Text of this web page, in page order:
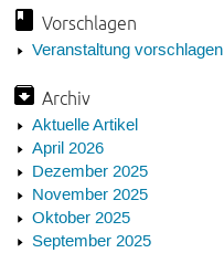
Vorschlagen
Veranstaltung vorschlagen
Archiv
Aktuelle Artikel
April 2026
Dezember 2025
November 2025
Oktober 2025
September 2025